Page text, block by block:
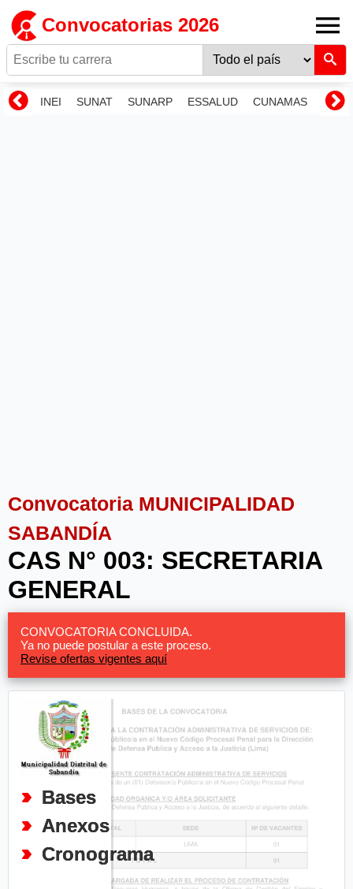
Convocatorias 2026
INEI SUNAT SUNARP ESSALUD CUNAMAS
Convocatoria MUNICIPALIDAD
SABANDÍA
CAS N° 003: SECRETARIA
GENERAL
CONVOCATORIA CONCLUIDA.
Ya no puede postular a este proceso.
Revise ofertas vigentes aquí
Bases
Anexos
Cronograma